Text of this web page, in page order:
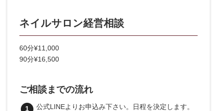
ネイルサロン経営相談
60分¥11,000
90分¥16,500
ご相談までの流れ
公式LINEよりお申込み下さい。日程を決定します。